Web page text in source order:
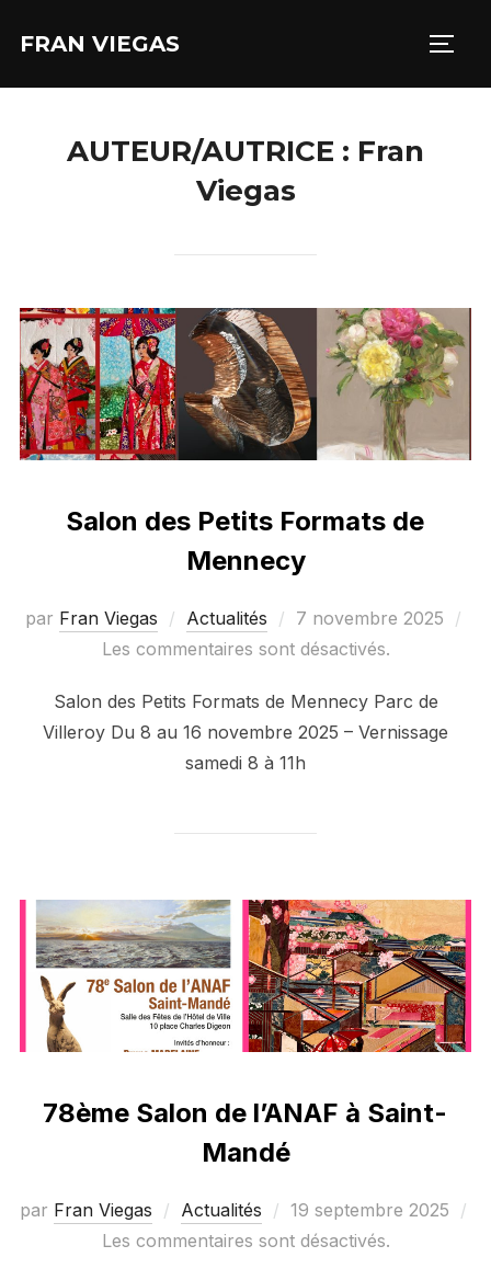
FRAN VIEGAS
AUTEUR/AUTRICE : Fran
Viegas
Salon des Petits Formats de
Mennecy
par Fran Viegas Actualités
Publié
le
7 novembre 2025
Les commentaires sont désactivés.
Salon des Petits Formats de Mennecy Parc de
Villeroy Du 8 au 16 novembre 2025 – Vernissage
samedi 8 à 11h
78ème Salon de l’ANAF à Saint-
Mandé
par Fran Viegas Actualités
Publié
le
19 septembre 2025
Les commentaires sont désactivés.